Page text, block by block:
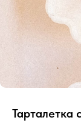
Тарталетка